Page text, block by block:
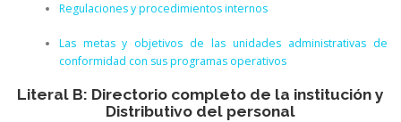
Regulaciones y procedimientos internos
Las metas y objetivos de las unidades administrativas de
conformidad con sus programas operativos
Literal B: Directorio completo de la institución y
Distributivo del personal